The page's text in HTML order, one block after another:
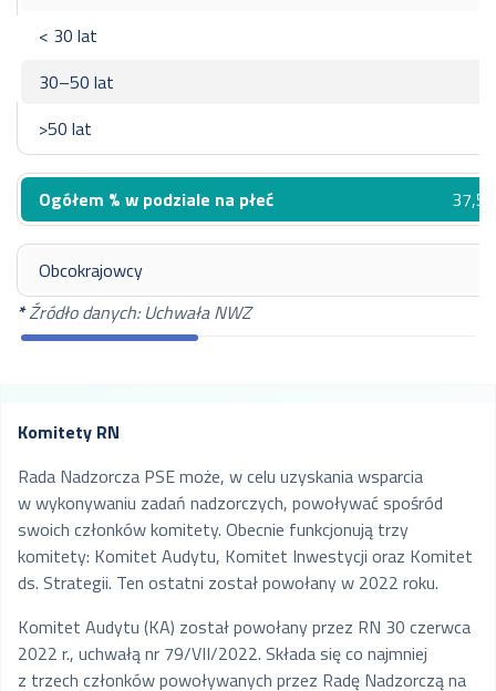
Michał Wierzchowski - Członek
RN
RN
Konrad Fischer - Członek RN
Paweł Łatacz
- Przewodniczący RN
Marcin Czupryna
- Wiceprzewodniczący RN
Tadeusz Skobel – Członek RN
Michał Wierzchowski - Członek
RN
Magdalena Przybysz - Członek
RN
Konrad Fischer - Członek RN
Paweł Łatacz
< 30 lat
30–50 lat
>50 lat
Ogółem % w podziale na płeć 37,5%
Obcokrajowcy
*Źródło danych: Uchwała NWZ
Komitety RN
Rada Nadzorcza PSE może, w celu uzyskania wsparcia
w wykonywaniu zadań nadzorczych, powoływać spośród
swoich członków komitety. Obecnie funkcjonują trzy
komitety: Komitet Audytu, Komitet Inwestycji oraz Komitet
ds. Strategii. Ten ostatni został powołany w 2022 roku.
Komitet Audytu (KA) został powołany przez RN 30 czerwca
2022 r., uchwałą nr 79/VII/2022. Składa się co najmniej
z trzech członków powoływanych przez Radę Nadzorczą na